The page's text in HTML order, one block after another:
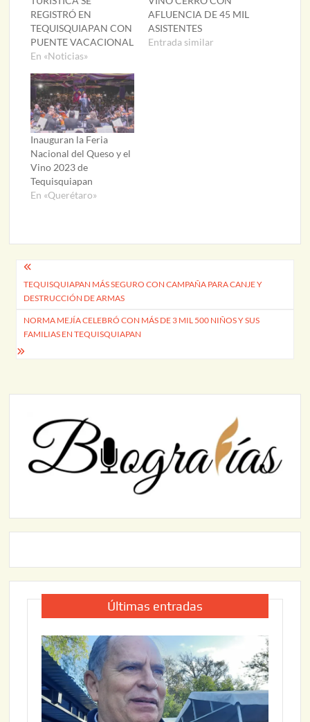
REGISTRÓ EN
TEQUISQUIAPAN CON
PUENTE VACACIONAL
En «Noticias»
AFLUENCIA DE 45 MIL
ASISTENTES
Entrada similar
Inauguran la Feria
Nacional del Queso y el
Vino 2023 de
Tequisquiapan
En «Querétaro»
Navegación
de
entradas
TEQUISQUIAPAN MÁS SEGURO CON CAMPAÑA PARA CANJE Y
DESTRUCCIÓN DE ARMAS
NORMA MEJÍA CELEBRÓ CON MÁS DE 3 MIL 500 NIÑOS Y SUS
FAMILIAS EN TEQUISQUIAPAN
Últimas entradas